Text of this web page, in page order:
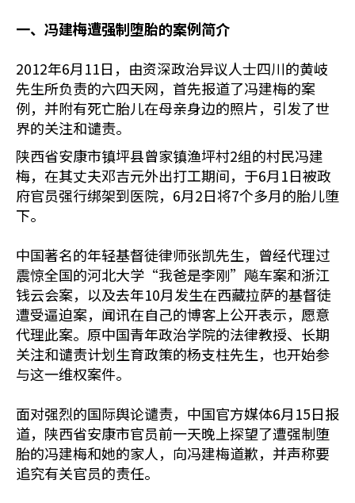
一、冯建梅遭强制堕胎的案例简介
2012年6月11日，由资深政治异议人士四川的黄岐
先生所负责的六四天网，首先报道了冯建梅的案
例，并附有死亡胎儿在母亲身边的照片，引发了世
界的关注和谴责。
陕西省安康市镇坪县曾家镇渔坪村2组的村民冯建
梅，在其丈夫邓吉元外出打工期间，于6月1日被政
府官员强行绑架到医院，6月2日将7个多月的胎儿堕
下。
中国著名的年轻基督徒律师张凯先生，曾经代理过
震惊全国的河北大学“我爸是李刚”飚车案和浙江
钱云会案，以及去年10月发生在西藏拉萨的基督徒
遭受逼迫案，闻讯在自己的博客上公开表示，愿意
代理此案。原中国青年政治学院的法律教授、长期
关注和谴责计划生育政策的杨支柱先生，也开始参
与这一维权案件。
面对强烈的国际舆论谴责，中国官方媒体6月15日报
道，陕西省安康市官员前一天晚上探望了遭强制堕
胎的冯建梅和她的家人，向冯建梅道歉，并声称要
追究有关官员的责任。